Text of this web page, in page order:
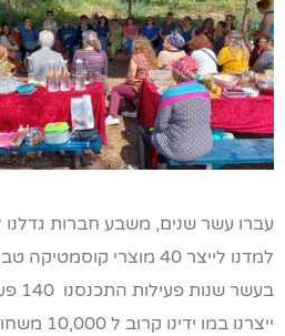
עברו עשר שנים, משבע חברות גדלנו לכ-
למדנו לייצר 40 מוצרי קוסמטיקה טבעיים ומעולים.
בעשר שנות פעילות התכנסנו 140 פעם לסדנאות רוקחות.
ייצרנו